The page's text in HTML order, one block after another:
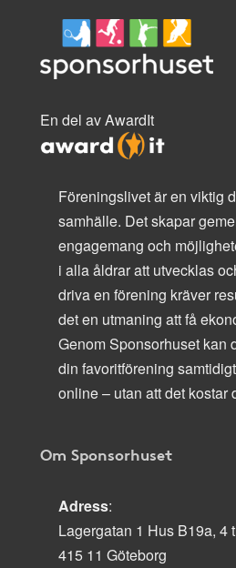
En del av AwardIt
Föreningslivet är en viktig
samhälle. Det skapar
engagemang och
i alla åldrar att utvecklas
driva en förening kräver
det en utmaning att få
Genom Sponsorhuset kan
din favoritförening
online – utan att det kostar
Om Sponsorhuset
Adress:
Lagergatan 1 Hus B19a, 4
415 11 Göteborg